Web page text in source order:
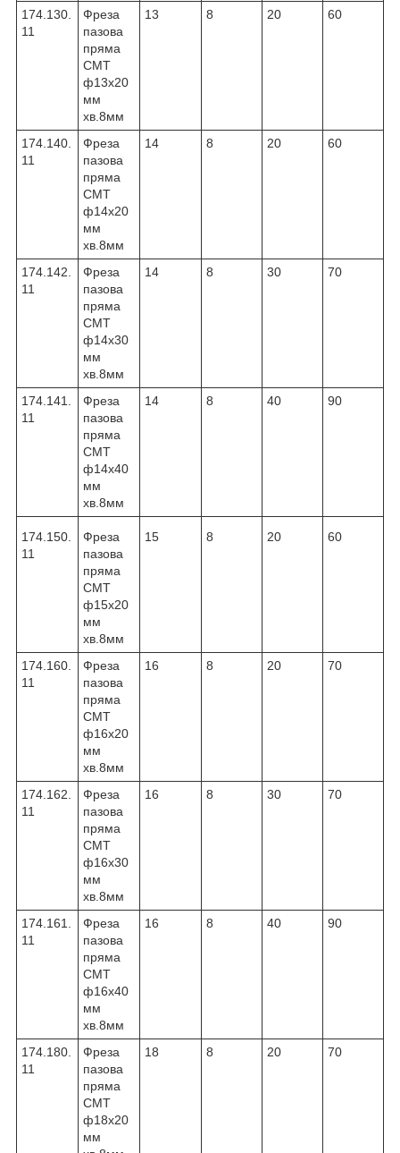
174.130.
11
Фреза
пазова
пряма
CMT
ф13х20
мм
хв.8мм
13 8 20 60
174.140.
11
Фреза
пазова
пряма
CMT
ф14х20
мм
хв.8мм
14 8 20 60
174.142.
11
Фреза
пазова
пряма
CMT
ф14х30
мм
хв.8мм
14 8 30 70
174.141.
11
Фреза
пазова
пряма
CMT
ф14х40
мм
хв.8мм
14 8 40 90
174.150.
11
Фреза
пазова
пряма
CMT
ф15х20
мм
хв.8мм
15 8 20 60
174.160.
11
Фреза
пазова
пряма
CMT
ф16х20
мм
хв.8мм
16 8 20 70
174.162.
11
Фреза
пазова
пряма
CMT
ф16х30
мм
хв.8мм
16 8 30 70
174.161.
11
Фреза
пазова
пряма
CMT
ф16х40
мм
хв.8мм
16 8 40 90
174.180.
11
Фреза
пазова
пряма
CMT
ф18х20
мм
18 8 20 70